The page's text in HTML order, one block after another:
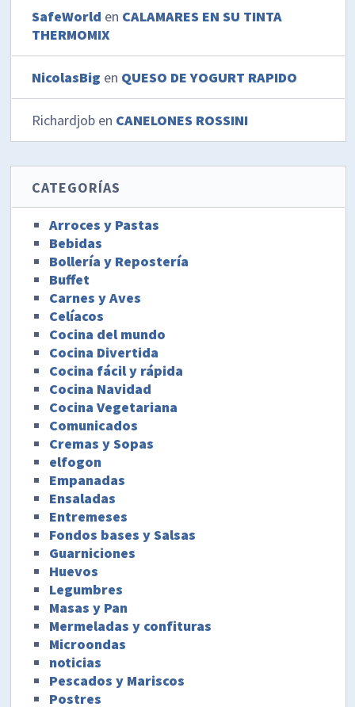
SafeWorld en CALAMARES EN SU TINTA
THERMOMIX
NicolasBig en QUESO DE YOGURT RAPIDO
Richardjob en CANELONES ROSSINI
CATEGORÍAS
Arroces y Pastas
Bebidas
Bollería y Repostería
Buffet
Carnes y Aves
Celíacos
Cocina del mundo
Cocina Divertida
Cocina fácil y rápida
Cocina Navidad
Cocina Vegetariana
Comunicados
Cremas y Sopas
elfogon
Empanadas
Ensaladas
Entremeses
Fondos bases y Salsas
Guarniciones
Huevos
Legumbres
Masas y Pan
Mermeladas y confituras
Microondas
noticias
Pescados y Mariscos
Postres